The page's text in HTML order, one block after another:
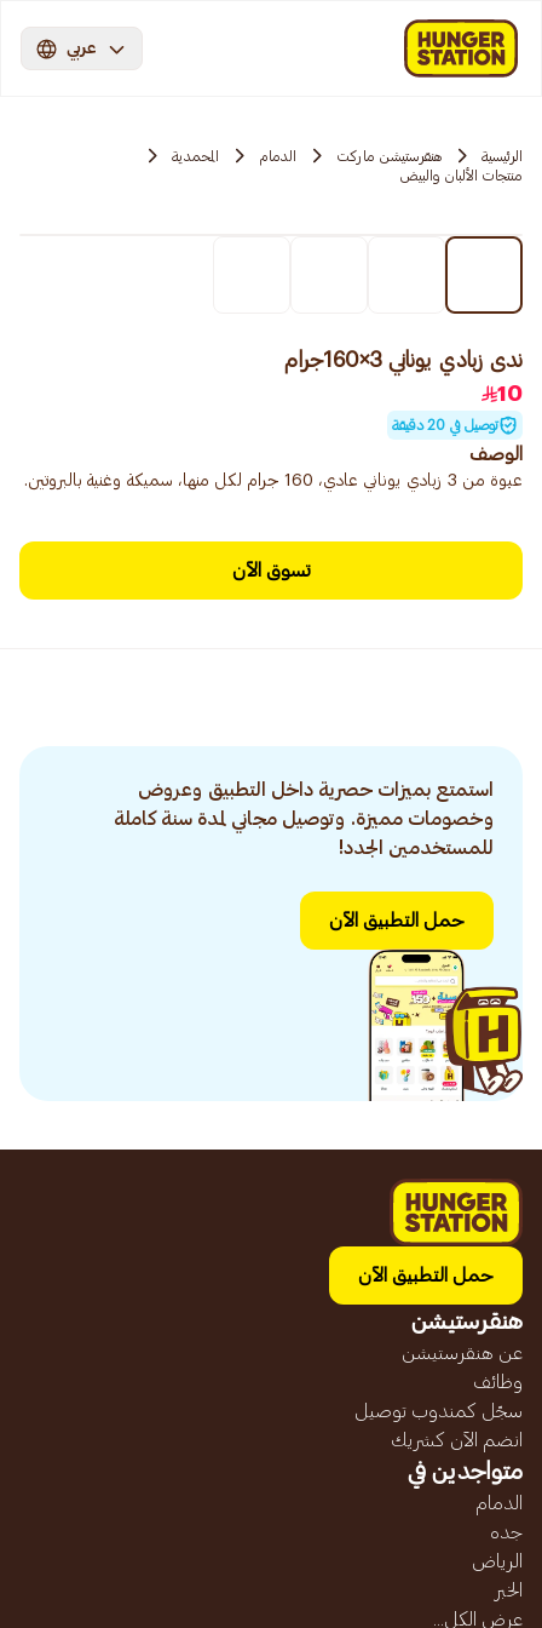
عربي
الرئيسية هنقرستيشن ماركت الدمام
المحمدية
منتجات الألبان والبيض
ندى زبادي يوناني 3×160جرام
10
توصيل في 20 دقيقة
الوصف
عبوة من 3 زبادي يوناني عادي، 160 جرام لكل منها، سميكة وغنية بالبروتين.
تسوق الآن
استمتع بميزات حصرية داخل التطبيق وعروض
وخصومات مميزة. وتوصيل مجاني لمدة سنة كاملة
للمستخدمين الجدد!
حمل التطبيق الآن
حمل التطبيق الآن
هنقرستيشن
عن هنقرستيشن
وظائف
سجّل كمندوب توصيل
انضم الآن كشريك
متواجدين في
الدمام
جده
الرياض
الخبر
عرض الكل...